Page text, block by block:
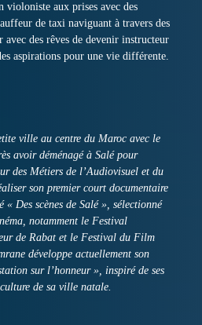
violoniste aux prises avec des
de taxi naviguant à travers des
des rêves de devenir instructeur
aspirations pour une vie différente.
ville au centre du Maroc avec le
avoir déménagé à Salé pour
des Métiers de l’Audiovisuel et du
son premier court documentaire
Des scènes de Salé », sélectionné
notamment le Festival
de Rabat et le Festival du Film
développe actuellement son
sur l’honneur », inspiré de ses
de sa ville natale.